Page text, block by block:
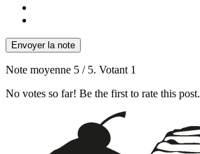
Envoyer la note
Note moyenne 5 / 5. Votant 1
No votes so far! Be the first to rate this post.